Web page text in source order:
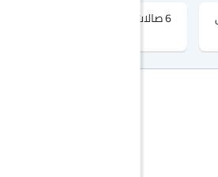
6 صالات عرض تويوتا في